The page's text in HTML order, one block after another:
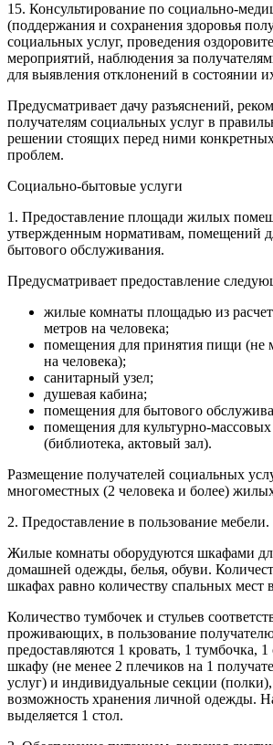
15. Консультирование по социально-
(поддержания и сохранения здоровья
социальных услуг, проведения
мероприятий, наблюдения за
для выявления отклонений в состоянии
Предусматривает дачу разъяснений,
получателям социальных услуг в
решении стоящих перед ними
проблем.
Социально-бытовые услуги
1. Предоставление площади жилых
утвержденным нормативам, помещений
бытового обслуживания.
Предусматривает предоставление
жилые комнаты площадью из
метров на человека;
помещения для принятия пищи (не
на человека);
санитарный узел;
душевая кабина;
помещения для бытового
помещения для культурно-
(библиотека, актовый зал).
Размещение получателей социальных
многоместных (2 человека и более)
2. Предоставление в пользование мебели.
Жилые комнаты оборудуются шкафами
домашней одежды, белья, обуви.
шкафах равно количеству спальных мест
Количество тумбочек и стульев
проживающих, в пользование
предоставляются 1 кровать, 1 тумбочка, 1
шкафу (не менее 2 плечиков на 1
услуг) и индивидуальные секции
возможность хранения личной одежды.
выделяется 1 стол.